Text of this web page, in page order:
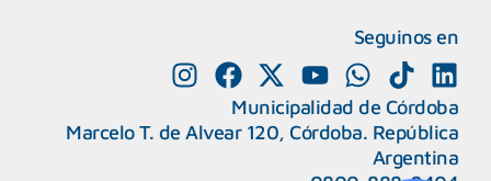
Seguinos en
Municipalidad de Córdoba
Marcelo T. de Alvear 120, Córdoba. República
Argentina